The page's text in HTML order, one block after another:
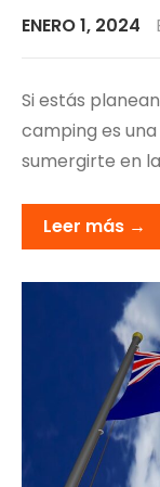
ENERO 1, 2024
Si estás
camping es
sumergirte en
Leer más →